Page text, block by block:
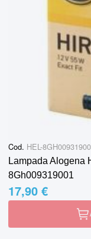
Cod. HEL-
Lampada Alogena
8Gh009319001
17,90 €